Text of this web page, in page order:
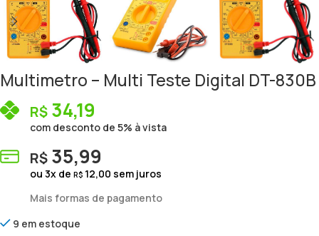
Multimetro – Multi Teste Digital DT-830B
R$ 34,19
com desconto de 5% à vista
R$ 35,99
ou 3x de R$ 12,00 sem juros
Mais formas de pagamento
9 em estoque